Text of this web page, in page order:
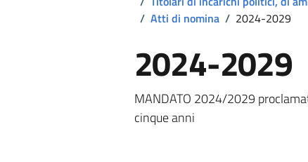
/ Atti di nomina / 2024-2029
2024-2029
MANDATO 2024/2029
cinque anni